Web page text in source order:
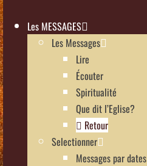
Les MESSAGES
Les Messages
Lire
Écouter
Spiritualité
Que dit l’Eglise?
Retour
Selectionner
Messages par dates